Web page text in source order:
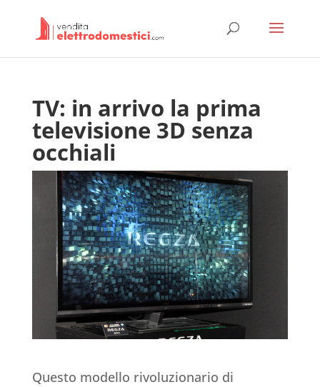
TV: in arrivo la prima
televisione 3D senza
occhiali
Questo modello rivoluzionario di